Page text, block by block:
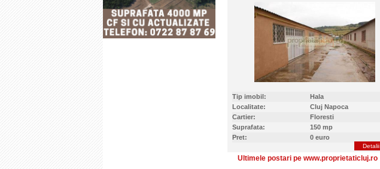
Tip imobil:
Hala
Localitate:
Cluj Napoca
Cartier:
Floresti
Suprafata:
150 mp
Pret:
0 euro
Detalii
Ultimele postari pe www.proprietaticluj.ro